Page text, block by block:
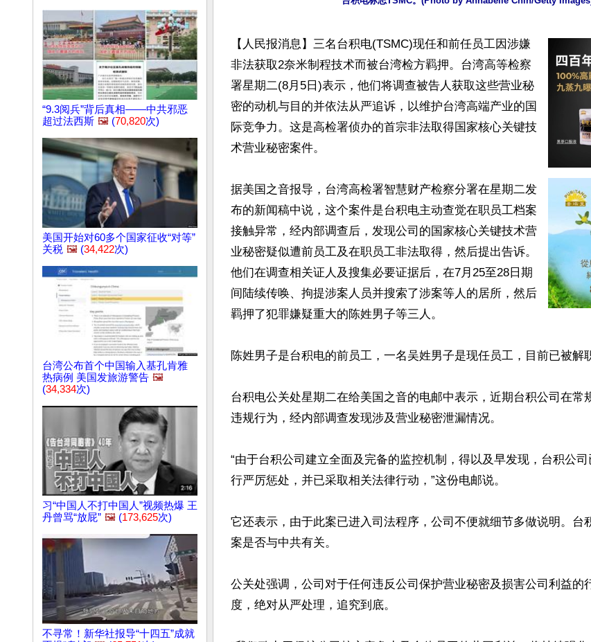
“9.3阅兵”背后真相——中共邪恶
超过法西斯 🖼️ (70,820次)
美国开始对60多个国家征收“对等”
关税 🖼️ (34,422次)
台湾公布首个中国输入基孔肯雅
热病例 美国发旅游警告 🖼️
(34,334次)
习“中国人不打中国人”视频热爆 王
丹曾骂“放屁” 🖼️ (173,625次)
不寻常！新华社报导“十四五”成就
【人民报消息】三名台积电(TSMC)现任和前任员工因涉嫌
非法获取2奈米制程技术而被台湾检方羁押。台湾高等检察
署星期二(8月5日)表示，他们将调查被告人获取这些营业秘
密的动机与目的并依法从严追诉，以维护台湾高端产业的国
际竞争力。这是高检署侦办的首宗非法取得国家核心关键技
术营业秘密案件。
据美国之音报导，台湾高检署智慧财产检察分署在星期二发
布的新闻稿中说，这个案件是台积电主动查觉在职员工档案
接触异常，经内部调查后，发现公司的国家核心关键技术营
业秘密疑似遭前员工及在职员工非法取得，然后提出告诉。
他们在调查相关证人及搜集必要证据后，在7月25至28日期
间陆续传唤、拘提涉案人员并搜索了涉案等人的居所，然后
羁押了犯罪嫌疑重大的陈姓男子等三人。
陈姓男子是台积电的前员工，一名吴姓男子是现任员工，目前已被解
台积电公关处星期二在给美国之音的电邮中表示，近期台积公司在常
违规行为，经内部调查发现涉及营业秘密泄漏情况。
“由于台积公司建立全面及完备的监控机制，得以及早发现，台积公
行严厉惩处，并已采取相关法律行动，”这份电邮说。
它还表示，由于此案已进入司法程序，公司不便就细节多做说明。台
案是否与中共有关。
公关处强调，公司对于任何违反公司保护营业秘密及损害公司利益的
度，绝对从严处理，追究到底。